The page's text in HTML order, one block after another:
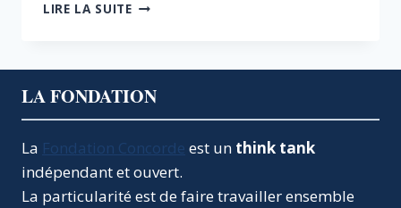
LIRE LA SUITEDROIT
ORDONNANCE
POUR
UN
MAL
PROFOND
LA FONDATION
La Fondation Concorde est un think tank
indépendant et ouvert.
La particularité est de faire travailler ensemble